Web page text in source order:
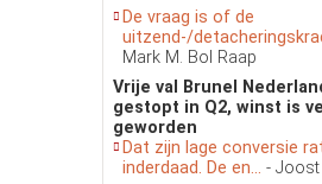
De vraag is of de
uitzend-/
Mark M. Bol Raap
Vrije val Brunel
gestopt in Q2, winst is
geworden
Dat zijn lage conversie
inderdaad. De en... - Joost